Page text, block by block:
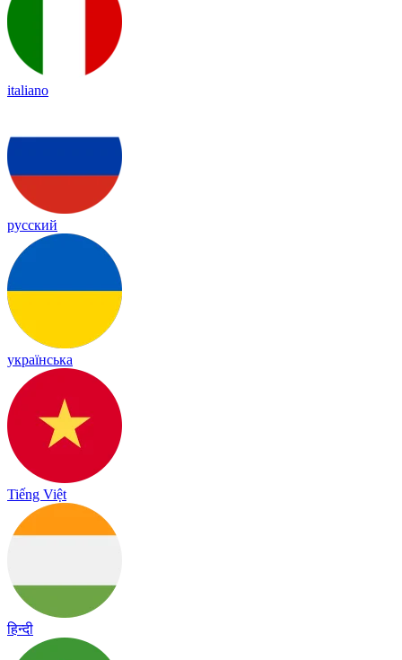
italiano
русский
українська
Tiếng Việt
हिन्दी